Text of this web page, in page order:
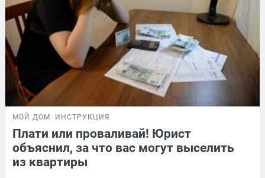
МОЙ ДОМ ИНСТРУКЦИЯ
Плати или проваливай! Юрист
объяснил, за что вас могут выселить
из квартиры